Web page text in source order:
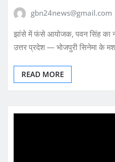
gbn24news@gmail.com
झांसे में फंसे आयोजक, पवन सिंह का
उत्तर प्रदेश — भोजपुरी सिनेमा के
READ MORE